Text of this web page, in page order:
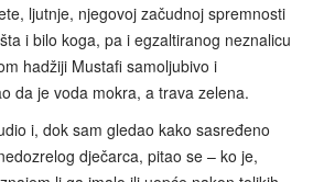
ljutnje, njegovoj začudnoj spremnosti
i bilo koga, pa i egzaltiranog neznalicu
hadžiji Mustafi samoljubivo i
da je voda mokra, a trava zelena.
i, dok sam gledao kako sasređeno
dječarca, pitao se – ko je,